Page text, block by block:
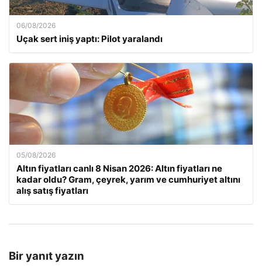
06/08/2026
Uçak sert iniş yaptı: Pilot yaralandı
05/08/2026
Altın fiyatları canlı 8 Nisan 2026: Altın fiyatları ne
kadar oldu? Gram, çeyrek, yarım ve cumhuriyet altını
alış satış fiyatları
Bir yanıt yazın